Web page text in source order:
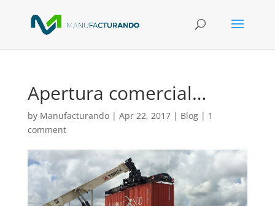
Apertura comercial…
by Manufacturando| Apr 22, 2017| Blog| 1
comment